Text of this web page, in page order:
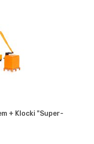
+ Klocki "Super-